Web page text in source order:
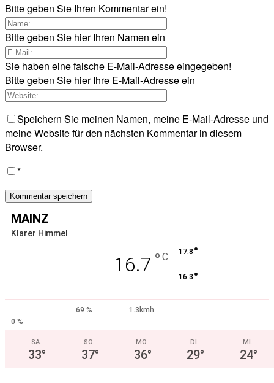
Bitte geben Sie Ihren Kommentar ein!
Bitte geben Sie hier Ihren Namen ein
Sie haben eine falsche E-Mail-Adresse eingegeben!
Bitte geben Sie hier Ihre E-Mail-Adresse ein
Speichern Sie meinen Namen, meine E-Mail-Adresse und
meine Website für den nächsten Kommentar in diesem
Browser.
*
MAINZ
Klarer Himmel
16.7 ° C 17.8 °
16.3 °
69 %
1.3kmh
0 %
SA.
33°
SO.
37°
MO.
36°
DI.
29°
MI.
24°